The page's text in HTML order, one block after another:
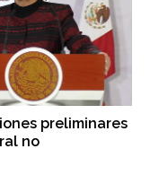
preliminares
no